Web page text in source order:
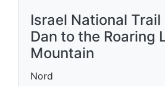
Israel National Trail
Dan to the Roaring
Mountain
Nord